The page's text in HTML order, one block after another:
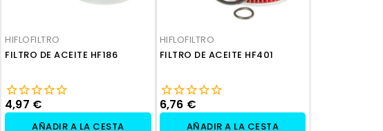
HIFLOFILTRO
FILTRO DE ACEITE HF186
4,97 €
AÑADIR A LA CESTA
HIFLOFILTRO
FILTRO DE ACEITE HF401
6,76 €
AÑADIR A LA CESTA